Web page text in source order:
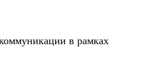
в рамках